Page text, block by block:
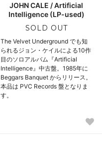
JOHN CALE / Artificial
Intelligence (LP-used)
SOLD OUT
The Velvet Underground でも知
られるジョン・ケイルによる10作
目のソロアルバム『Artificial
Intelligence』中古盤。1985年に
Beggars Banquet からリリース。
本品は PVC Records 盤となりま
す。